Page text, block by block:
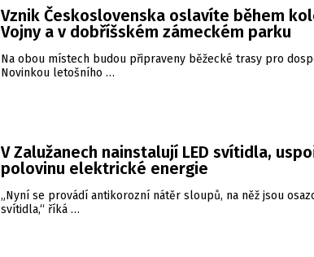
Vznik Československa oslavíte během
Vojny a v dobříšském zámeckém parku
Na obou místech budou připraveny běžecké trasy pro
Novinkou letošního …
V Zalužanech nainstalují LED svítidla,
polovinu elektrické energie
„Nyní se provádí antikorozní nátěr sloupů, na něž jsou
svítidla,“ říká …